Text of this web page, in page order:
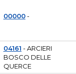
00000-
04161 - ARCIERI
BOSCO DELLE
QUERCE